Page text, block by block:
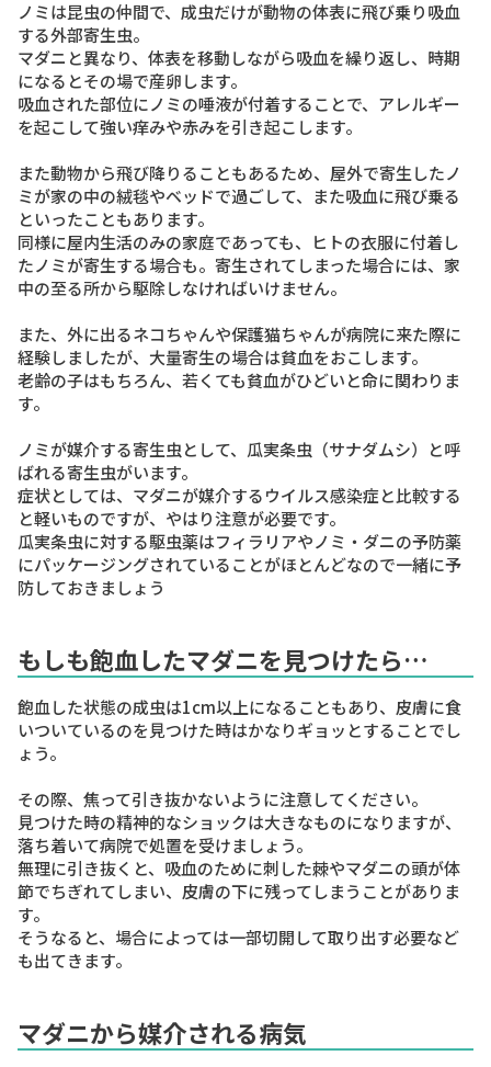
ノミは昆虫の仲間で、成虫だけが動物の体表に飛び乗り吸血
する外部寄生虫。
マダニと異なり、体表を移動しながら吸血を繰り返し、時期
になるとその場で産卵します。
吸血された部位にノミの唾液が付着することで、 アレルギー
を起こして強い痒みや赤みを引き起こします。
また動物から飛び降りることもあるため、屋外で寄生したノ
ミが家の中の絨毯やベッドで過ごして、また吸血に飛び乗る
といったこともあります。
同様に屋内生活のみの家庭であっても、ヒトの衣服に付着し
たノミが寄生する場合も。寄生されてしまった場合には、家
中の至る所から駆除しなければいけません。
また、外に出るネコちゃんや保護猫ちゃんが病院に来た際に
経験しましたが、 大量寄生の場合は貧血をおこします。
老齢の子はもちろん、若くても貧血がひどいと命に関わりま
す。
ノミが媒介する寄生虫として、瓜実条虫（サナダムシ）と呼
ばれる寄生虫がいます。
症状としては、マダニが媒介するウイルス感染症と比較する
と軽いものですが、やはり注意が必要です。
瓜実条虫に対する駆虫薬はフィラリアやノミ・ダニの予防薬
にパッケージングされていることがほとんどなので一緒に予
防しておきましょう
もしも飽血したマダニを見つけたら…
飽血した状態の成虫は1cm以上になることもあり、皮膚に食
いついているのを見つけた時はかなりギョッとすることでし
ょう。
その際、 焦って引き抜かないように注意してください。
見つけた時の精神的なショックは大きなものになりますが、
落ち着いて病院で処置を受けましょう。
無理に引き抜くと、吸血のために刺した棘やマダニの頭が体
節でちぎれてしまい、皮膚の下に残ってしまうことがありま
す。
そうなると、場合によっては一部切開して取り出す必要など
も出てきます。
マダニから媒介される病気